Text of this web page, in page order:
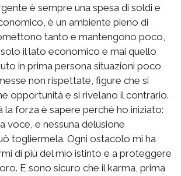
è sempre una spesa di soldi e
è un ambiente pieno di
tanto e mantengono poco,
il lato economico e mai quello
in prima persona situazioni poco
non rispettate, figure che si
opportunità e si rivelano il contrario.
la forza è sapere perché ho iniziato:
voce, e nessuna delusione
togliermela. Ogni ostacolo mi ha
di più del mio istinto e a proteggere
E sono sicuro che il karma, prima